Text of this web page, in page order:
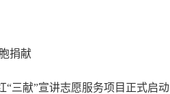
捐献
三献”宣讲志愿服务项目正式启动